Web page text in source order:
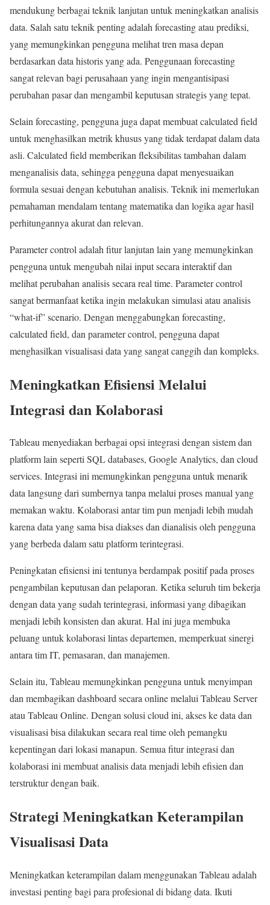
mendukung berbagai teknik lanjutan untuk meningkatkan analisis
data. Salah satu teknik penting adalah forecasting atau prediksi,
yang memungkinkan pengguna melihat tren masa depan
berdasarkan data historis yang ada. Penggunaan forecasting
sangat relevan bagi perusahaan yang ingin mengantisipasi
perubahan pasar dan mengambil keputusan strategis yang tepat.
Selain forecasting, pengguna juga dapat membuat calculated field
untuk menghasilkan metrik khusus yang tidak terdapat dalam data
asli. Calculated field memberikan fleksibilitas tambahan dalam
menganalisis data, sehingga pengguna dapat menyesuaikan
formula sesuai dengan kebutuhan analisis. Teknik ini memerlukan
pemahaman mendalam tentang matematika dan logika agar hasil
perhitungannya akurat dan relevan.
Parameter control adalah fitur lanjutan lain yang memungkinkan
pengguna untuk mengubah nilai input secara interaktif dan
melihat perubahan analisis secara real time. Parameter control
sangat bermanfaat ketika ingin melakukan simulasi atau analisis
“what-if” scenario. Dengan menggabungkan forecasting,
calculated field, dan parameter control, pengguna dapat
menghasilkan visualisasi data yang sangat canggih dan kompleks.
Meningkatkan Efisiensi Melalui
Integrasi dan Kolaborasi
Tableau menyediakan berbagai opsi integrasi dengan sistem dan
platform lain seperti SQL databases, Google Analytics, dan cloud
services. Integrasi ini memungkinkan pengguna untuk menarik
data langsung dari sumbernya tanpa melalui proses manual yang
memakan waktu. Kolaborasi antar tim pun menjadi lebih mudah
karena data yang sama bisa diakses dan dianalisis oleh pengguna
yang berbeda dalam satu platform terintegrasi.
Peningkatan efisiensi ini tentunya berdampak positif pada proses
pengambilan keputusan dan pelaporan. Ketika seluruh tim bekerja
dengan data yang sudah terintegrasi, informasi yang dibagikan
menjadi lebih konsisten dan akurat. Hal ini juga membuka
peluang untuk kolaborasi lintas departemen, memperkuat sinergi
antara tim IT, pemasaran, dan manajemen.
Selain itu, Tableau memungkinkan pengguna untuk menyimpan
dan membagikan dashboard secara online melalui Tableau Server
atau Tableau Online. Dengan solusi cloud ini, akses ke data dan
visualisasi bisa dilakukan secara real time oleh pemangku
kepentingan dari lokasi manapun. Semua fitur integrasi dan
kolaborasi ini membuat analisis data menjadi lebih efisien dan
terstruktur dengan baik.
Strategi Meningkatkan Keterampilan
Visualisasi Data
Meningkatkan keterampilan dalam menggunakan Tableau adalah
investasi penting bagi para profesional di bidang data. Ikuti